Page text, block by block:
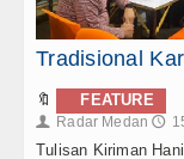
Tradisional
🔖 FEATURE
👤 Radar Medan 🕔
Tulisan Kiriman